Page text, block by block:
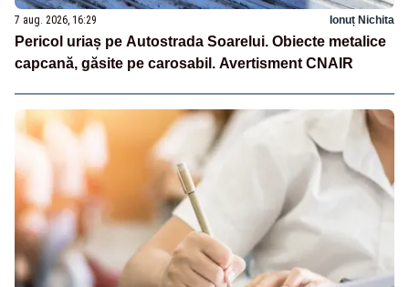
7 aug. 2026, 16:29 Ionuț Nichita
Pericol uriaș pe Autostrada Soarelui. Obiecte metalice
capcană, găsite pe carosabil. Avertisment CNAIR